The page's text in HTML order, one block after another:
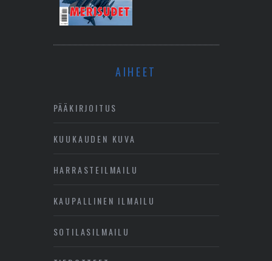
AIHEET
PÄÄKIRJOITUS
KUUKAUDEN KUVA
HARRASTEILMAILU
KAUPALLINEN ILMAILU
SOTILASILMAILU